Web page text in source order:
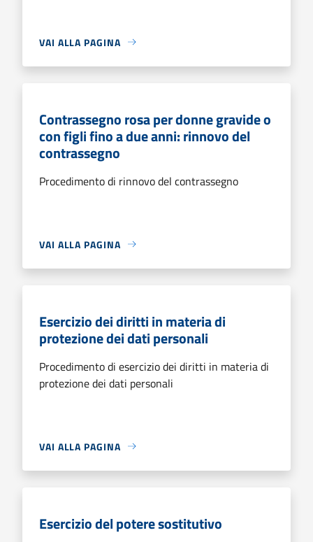
VAI ALLA PAGINA
Contrassegno rosa per donne gravide o
con figli fino a due anni: rinnovo del
contrassegno
Procedimento di rinnovo del contrassegno
VAI ALLA PAGINA
Esercizio dei diritti in materia di
protezione dei dati personali
Procedimento di esercizio dei diritti in materia di
protezione dei dati personali
VAI ALLA PAGINA
Esercizio del potere sostitutivo